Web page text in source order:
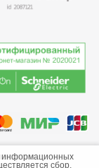
информационных
сбор,